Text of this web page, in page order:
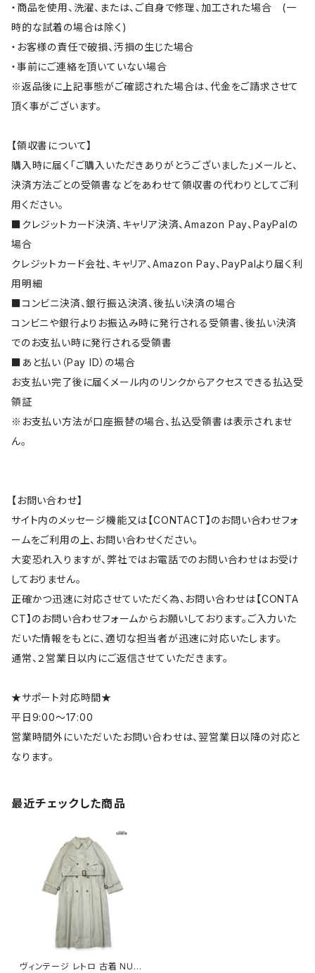
・商品を使用、洗濯、または、ご自身で修理、加工された場合 (一
時的な試着の場合は除く)
・お客様の責任で破損、汚損の生じた場合
・事前にご連絡を頂いていない場合
※返品後に上記事態がご確認された場合は、代金をご請求させて
頂く事がございます。
【領収書について】
購入時に届く「ご購入いただきありがとうございました」メールと、
決済方法ごとの受領書などをあわせて領収書の代わりとしてご利
用ください。
■クレジットカード決済、キャリア決済、Amazon Pay、PayPalの
場合
クレジットカード会社、キャリア、Amazon Pay、PayPalより届く利
用明細
■コンビニ決済、銀行振込決済、後払い決済の場合
コンビニや銀行よりお振込み時に発行される受領書、後払い決済
でのお支払い時に発行される受領書
■あと払い（Pay ID）の場合
お支払い完了後に届くメール内のリンクからアクセスできる払込受
領証
※お支払い方法が口座振替の場合、払込受領書は表示されませ
ん。
【お問い合わせ】
サイト内のメッセージ機能又は【CONTACT】のお問い合わせフォ
ームをご利用の上、お問い合わせください。
大変恐れ入りますが、弊社ではお電話でのお問い合わせはお受け
しておりません。
正確かつ迅速に対応させていただく為、お問い合わせは【CONTA
CT】のお問い合わせフォームからお願いしております。ご入力いた
だいた情報をもとに、適切な担当者が迅速に対応いたします。
通常、２営業日以内にご返信させていただきます。
★サポート対応時間★
平日9:00～17:00
営業時間外にいただいたお問い合わせは、翌営業日以降の対応と
なります。
最近チェックした商品
ヴィンテージ レトロ 古着 NUA